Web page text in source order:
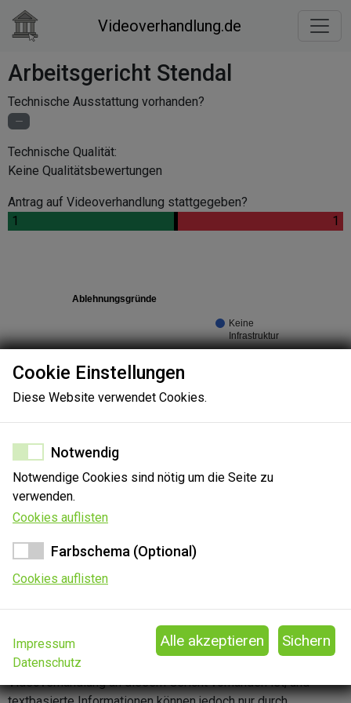
Videoverhandlung.de
Arbeitsgericht Stendal
Technische Ausstattung vorhanden?
Technische Qualität:
Keine Qualitätsbewertungen
Antrag auf Videoverhandlung stattgegeben?
1 1
Ablehnungsgründe
Keine
Infrastruktur
Sie können Ihre Erkenntnisse zu diesem Gericht gerne
mitteilen. Die Angabe, ob die technische Ausstattung für eine
Videoverhandlung an diesem Gericht vorhanden ist, und
Cookie Einstellungen
Diese Website verwendet Cookies.
Notwendig
Notwendige Cookies sind nötig um die Seite zu
verwenden.
Cookies auflisten
Farbschema (Optional)
Cookies auflisten
Impressum
Datenschutz